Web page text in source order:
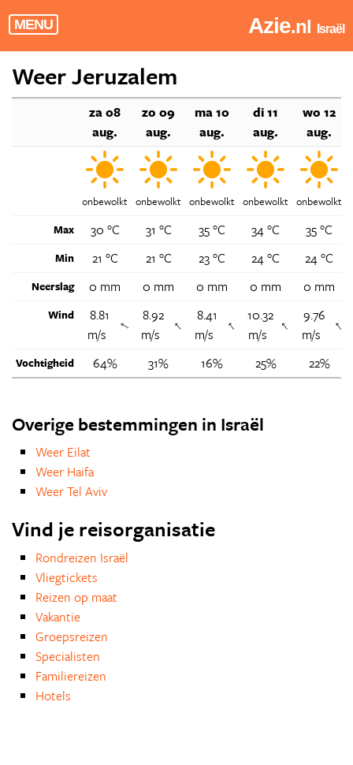
MENU Azie.nl Israël
Weer Jeruzalem
za 08
aug.
zo 09
aug.
ma 10
aug.
di 11
aug.
wo 12
aug.
onbewolkt onbewolkt onbewolkt onbewolkt onbewolkt
Max
30 °C 31 °C 35 °C 34 °C 35 °C
Min 21 °C 21 °C 23 °C 24 °C 24 °C
Neerslag 0 mm 0 mm 0 mm 0 mm 0 mm
Wind
8.81
m/s
↑
8.92
m/s
↑
8.41
m/s
↑
10.32
m/s
↑
9.76
m/s
↑
Vochtigheid 64% 31% 16% 25% 22%
Overige bestemmingen in Israël
Weer Eilat
Weer Haifa
Weer Tel Aviv
Vind je reisorganisatie
Rondreizen Israël
Vliegtickets
Reizen op maat
Vakantie
Groepsreizen
Specialisten
Familiereizen
Hotels